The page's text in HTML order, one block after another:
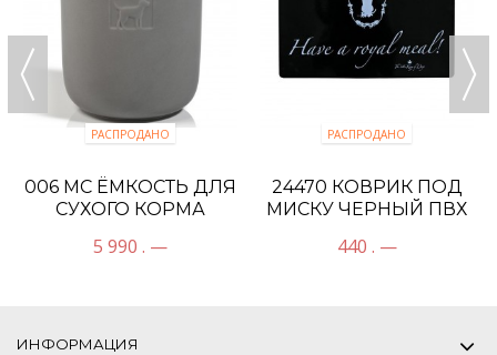
РАСПРОДАНО
006 MC ЁМКОСТЬ ДЛЯ
СУХОГО КОРМА
5 990 . —
РАСПРОДАНО
24470 КОВРИК ПОД
МИСКУ ЧЕРНЫЙ ПВХ
440 . —
ИНФОРМАЦИЯ